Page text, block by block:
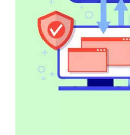
FALE COM UM CONSULTOR